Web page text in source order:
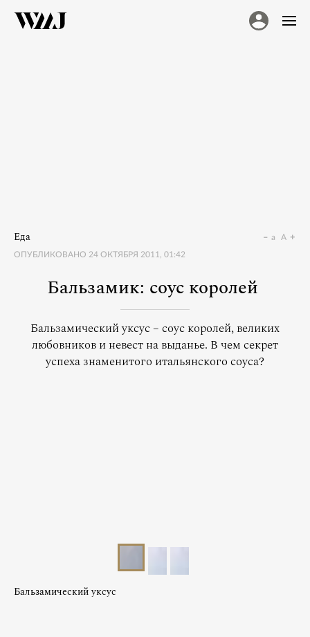
Еда
ОПУБЛИКОВАНО 24 ОКТЯБРЯ 2011, 01:42
a A
Бальзамик: соус королей
Бальзамический уксус – соус королей, великих
любовников и невест на выданье. В чем секрет
успеха знаменитого итальянского соуса?
Бальзамический уксус